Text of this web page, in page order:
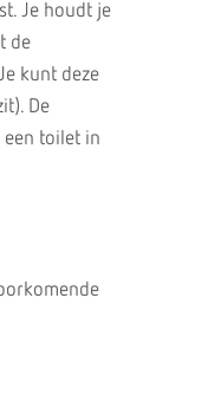
Je houdt je
de
kunt deze
De
toilet in